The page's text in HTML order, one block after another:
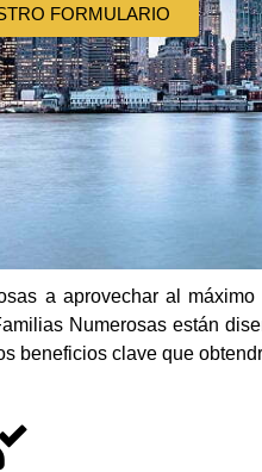
FORMULARIO
a aprovechar al
Numerosas están
beneficios clave que